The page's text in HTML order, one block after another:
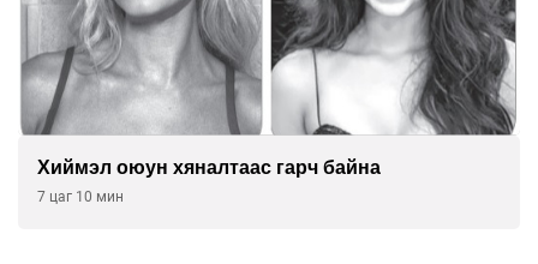
Хиймэл оюун хяналтаас гарч байна
7 цаг 10 мин